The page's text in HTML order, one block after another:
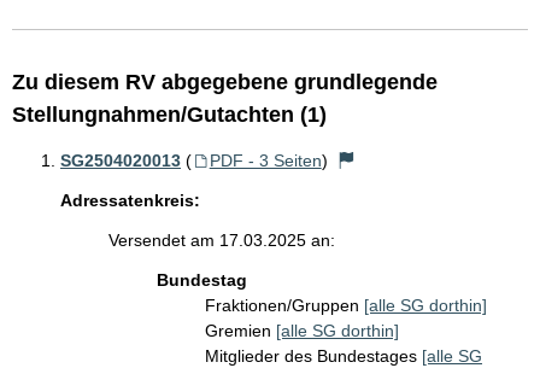
Zu diesem RV abgegebene grundlegende
Stellungnahmen/Gutachten (1)
SG2504020013 ( PDF - 3 Seiten)
Adressatenkreis:
Versendet am 17.03.2025 an:
Bundestag
Fraktionen/Gruppen [alle SG dorthin]
Gremien [alle SG dorthin]
Mitglieder des Bundestages [alle SG